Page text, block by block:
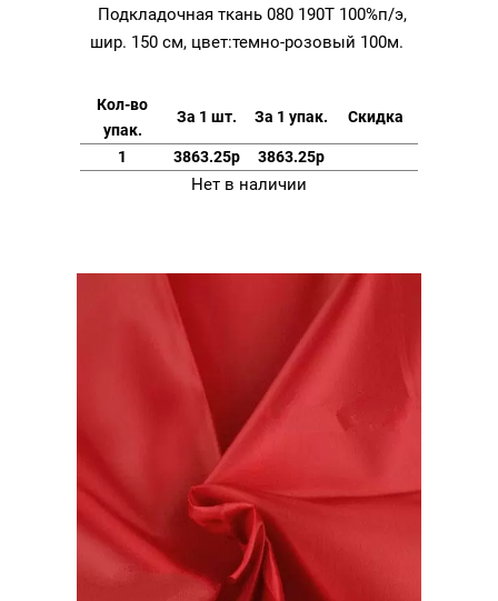
Подкладочная ткань 080 190Т 100%п/э,
шир. 150 см, цвет:темно-розовый 100м.
Кол-во
упак.
За 1 шт. За 1 упак. Скидка
1 3863.25р 3863.25р
Нет в наличии